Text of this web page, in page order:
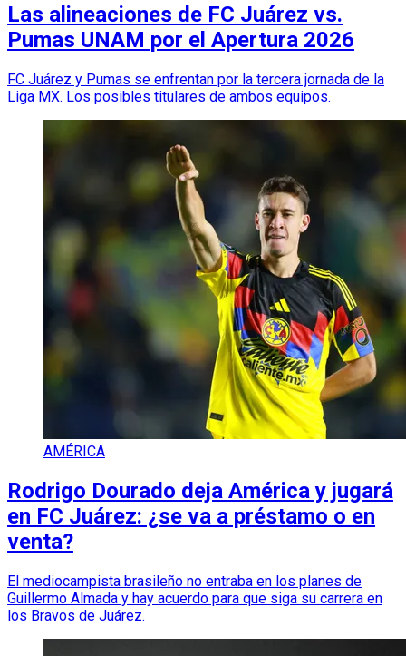
Las alineaciones de FC Juárez vs.
Pumas UNAM por el Apertura 2026
FC Juárez y Pumas se enfrentan por la tercera jornada de la
Liga MX. Los posibles titulares de ambos equipos.
AMÉRICA
Rodrigo Dourado deja América y jugará
en FC Juárez: ¿se va a préstamo o en
venta?
El mediocampista brasileño no entraba en los planes de
Guillermo Almada y hay acuerdo para que siga su carrera en
los Bravos de Juárez.